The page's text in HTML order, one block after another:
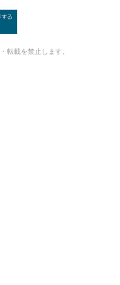
転載を禁止します。